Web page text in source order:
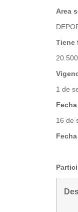
Area
Tiene
1 de
16 de